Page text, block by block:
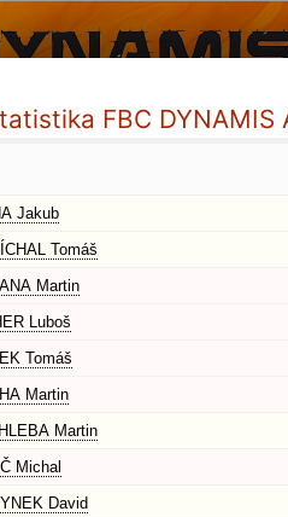
FBC DYNAMIS
Jakub
Tomáš
Martin
Luboš
Tomáš
Martin
Martin
Michal
David